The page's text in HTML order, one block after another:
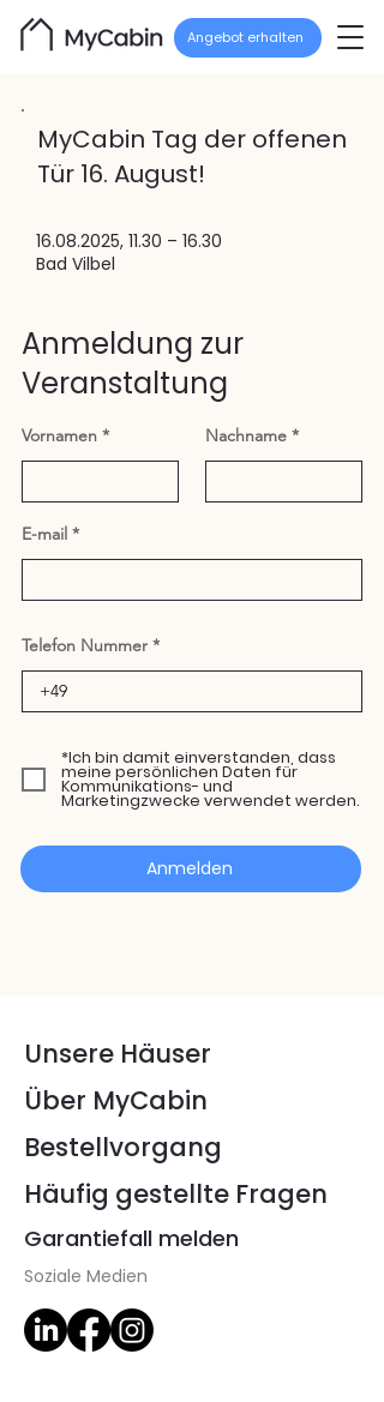
Angebot erhalten
MyCabin Tag der offenen
Tür 16. August!
16.08.2025, 11.30 – 16.30
Bad Vilbel
Anmeldung zur
Veranstaltung
Vornamen Nachname
E-mail
Telefon Nummer
*Ich bin damit einverstanden, dass
meine persönlichen Daten für
Kommunikations- und
Marketingzwecke verwendet werden.
Anmelden
Unsere Häuser
Über MyCabin
Bestellvorgang
Häufig gestellte Fragen
Garantiefall melden
Soziale Medien